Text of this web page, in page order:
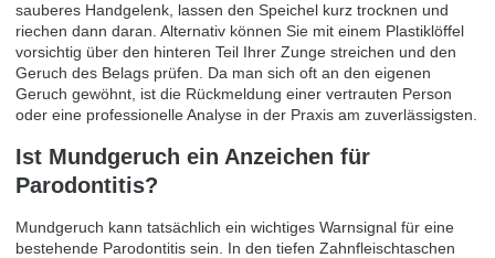
sauberes Handgelenk, lassen den Speichel kurz trocknen und
riechen dann daran. Alternativ können Sie mit einem Plastiklöffel
vorsichtig über den hinteren Teil Ihrer Zunge streichen und den
Geruch des Belags prüfen. Da man sich oft an den eigenen
Geruch gewöhnt, ist die Rückmeldung einer vertrauten Person
oder eine professionelle Analyse in der Praxis am zuverlässigsten.
Ist Mundgeruch ein Anzeichen für
Parodontitis?
Mundgeruch kann tatsächlich ein wichtiges Warnsignal für eine
bestehende Parodontitis sein. In den tiefen Zahnfleischtaschen